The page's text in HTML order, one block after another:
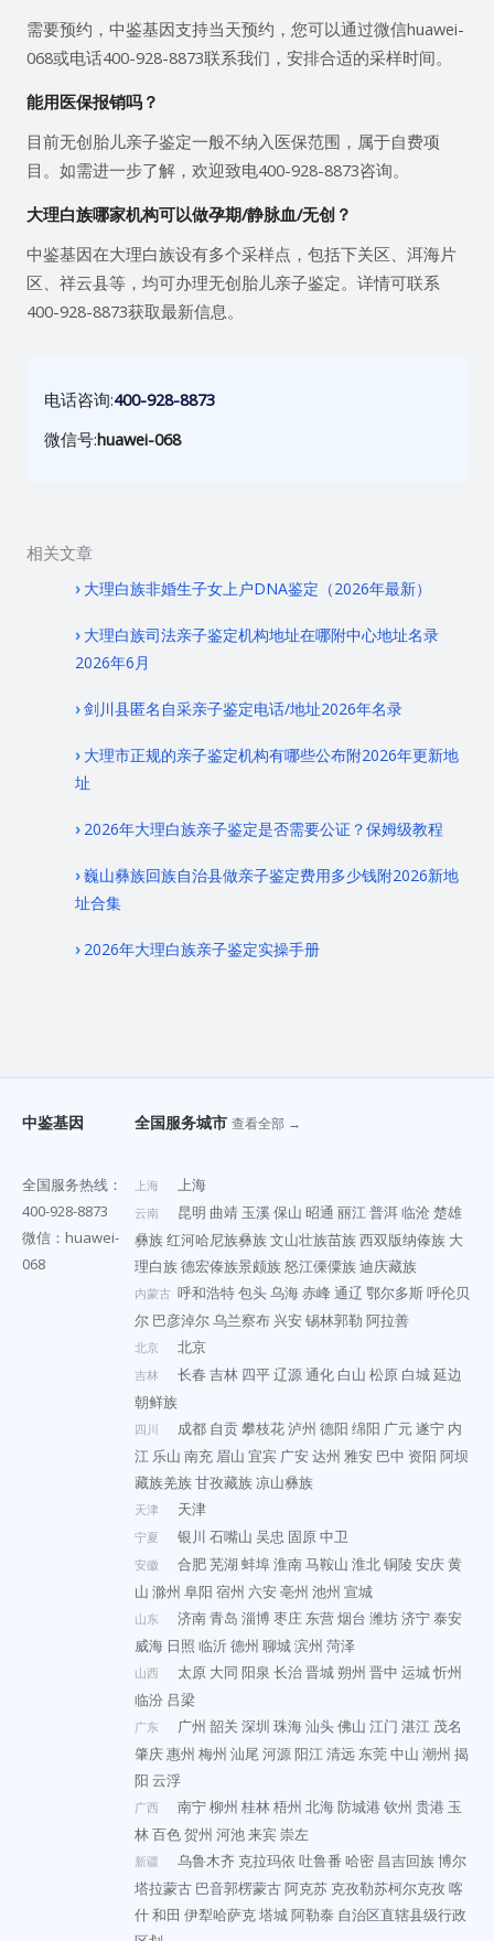
需要预约，中鉴基因支持当天预约，您可以通过微信huawei-
068或电话400-928-8873联系我们，安排合适的采样时间。
能用医保报销吗？
目前无创胎儿亲子鉴定一般不纳入医保范围，属于自费项
目。如需进一步了解，欢迎致电400-928-8873咨询。
大理白族哪家机构可以做孕期/静脉血/无创？
中鉴基因在大理白族设有多个采样点，包括下关区、洱海片
区、祥云县等，均可办理无创胎儿亲子鉴定。详情可联系
400-928-8873获取最新信息。
电话咨询:400-928-8873
微信号:huawei-068
相关文章
大理白族非婚生子女上户DNA鉴定（2026年最新）
大理白族司法亲子鉴定机构地址在哪附中心地址名录
2026年6月
剑川县匿名自采亲子鉴定电话/地址2026年名录
大理市正规的亲子鉴定机构有哪些公布附2026年更新地
址
2026年大理白族亲子鉴定是否需要公证？保姆级教程
巍山彝族回族自治县做亲子鉴定费用多少钱附2026新地
址合集
2026年大理白族亲子鉴定实操手册
中鉴基因
全国服务热线：
400-928-8873
微信：huawei-
068
全国服务城市 查看全部 →
上海 上海
云南 昆明 曲靖 玉溪保山 昭通 丽江普洱临沧楚雄
彝族红河哈尼族彝族文山壮族苗族西双版纳傣族 大
理白族德宏傣族景颇族怒江傈僳族迪庆藏族
内蒙古 呼和浩特包头乌海赤峰通辽 鄂尔多斯呼伦贝
尔 巴彦淖尔乌兰察布 兴安锡林郭勒 阿拉善
北京 北京
吉林 长春 吉林 四平辽源通化 白山 松原 白城延边
朝鲜族
四川 成都 自贡攀枝花泸州 德阳 绵阳 广元遂宁 内
江 乐山 南充 眉山 宜宾 广安达州 雅安 巴中 资阳 阿坝
藏族羌族甘孜藏族凉山彝族
天津 天津
宁夏 银川 石嘴山 吴忠 固原中卫
安徽 合肥芜湖 蚌埠淮南马鞍山 淮北铜陵 安庆黄
山 滁州 阜阳 宿州 六安亳州 池州 宣城
山东 济南青岛 淄博枣庄 东营烟台 潍坊济宁泰安
威海 日照 临沂德州 聊城滨州 菏泽
山西 太原 大同 阳泉 长治晋城朔州 晋中 运城忻州
临汾 吕梁
广东 广州 韶关 深圳 珠海汕头佛山 江门 湛江 茂名
肇庆惠州 梅州 汕尾 河源阳江清远 东莞中山 潮州 揭
阳 云浮
广西 南宁柳州 桂林梧州 北海防城港钦州 贵港 玉
林百色贺州 河池来宾崇左
新疆 乌鲁木齐 克拉玛依 吐鲁番 哈密 昌吉回族博尔
塔拉蒙古 巴音郭楞蒙古阿克苏 克孜勒苏柯尔克孜喀
什和田 伊犁哈萨克塔城阿勒泰 自治区直辖县级行政